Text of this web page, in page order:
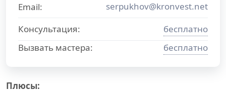
Email:
serpukhov@kronvest.net
Консультация:
бесплатно
Вызвать мастера:
бесплатно
Плюсы: